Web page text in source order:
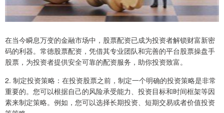
在当今瞬息万变的金融市场中，股票配资已成为投资者解锁财富新密
码的利器。常德股票配资，凭借其专业团队和完善的平台股票操盘手
股票，为投资者提供安全可靠的配资服务，助你投资致富。
2. 制定投资策略：在投资股票之前，制定一个明确的投资策略是非常
重要的。您可以根据自己的风险承受能力、投资目标和时间框架等因
素来制定策略。例如，您可以选择长期投资、短期交易或者价值投资